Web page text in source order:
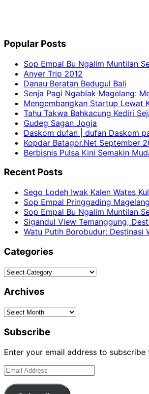
Popular Posts
Sop Empal Bu Ngalim Muntilan
Anyer Trip 2012
Danau Beratan Bedugul Bali
Senja Pagi Ngablak Magelang:
Mengembangkan Startup Lewat
Tahu Takwa Bahkacung Kediri
Gudeg Sagan Jogja
Daskom dufan | dufan Daskom
Kopdar Batagor.Net September
Berbisnis Pulsa Kini Semakin
Recent Posts
Sego Lodeh Iwak Kalen Wates
Sop Empal Pringgading Magelang
Sop Empal Bu Ngalim Muntilan
Sigandul View Temanggung,
Watu Putih Borobudur: Destinasi
Categories
Categories
Archives
Archives
Subscribe
Enter your email address to
Email
Address